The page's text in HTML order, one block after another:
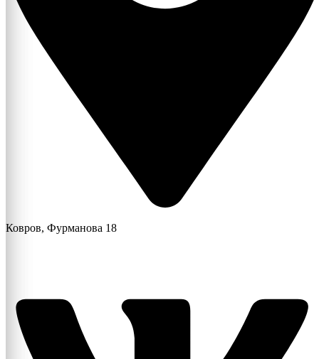
Ковров, Фурманова 18